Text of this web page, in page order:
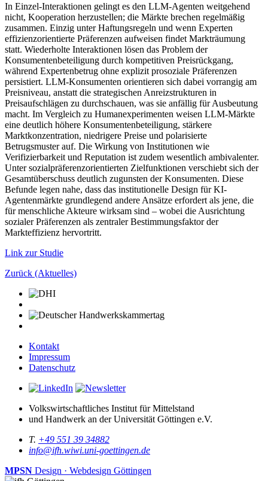
In Einzel-Interaktionen gelingt es den LLM-Agenten weitgehend
nicht, Kooperation herzustellen; die Märkte brechen regelmäßig
zusammen. Einzig unter Haftungsregeln und wenn Experten
effizienzorientierte Präferenzen aufweisen findet Markträumung
statt. Wiederholte Interaktionen lösen das Problem der
Konsumentenbeteiligung durch kompetitiven Preisrückgang,
während Expertenbetrug ohne explizit prosoziale Präferenzen
persistiert. LLM-Konsumenten orientieren sich dabei vorrangig am
Preisniveau, anstatt die strategischen Anreizstrukturen in
Preisaufschlägen zu durchschauen, was sie anfällig für Ausbeutung
macht. Im Vergleich zu Humanexperimenten weisen LLM-Märkte
eine deutlich höhere Konsumentenbeteiligung, stärkere
Marktkonzentration, niedrigere Preise und polarisierte
Betrugsmuster auf. Die Wirkung von Institutionen wie
Verifizierbarkeit und Reputation ist zudem wesentlich ambivalenter.
Unter sozialpräferenzorientierten Zielfunktionen verschiebt sich der
Gesamtüberschuss deutlich zugunsten der Konsumenten. Diese
Befunde legen nahe, dass das institutionelle Design für KI-
Agentenmärkte grundlegend andere Ansätze erfordert als jene, die
für menschliche Akteure wirksam sind – wobei die Ausrichtung
sozialer Präferenzen als zentraler Bestimmungsfaktor der
Markteffizienz hervortritt.
Link zur Studie
Zurück (Aktuelles)
Kontakt
Impressum
Datenschutz
Volkswirtschaftliches Institut für Mittelstand
und Handwerk an der Universität Göttingen e.V.
T. +49 551 39 34882
info@ifh.wiwi.uni-goettingen.de
MPSN Design · Webdesign Göttingen